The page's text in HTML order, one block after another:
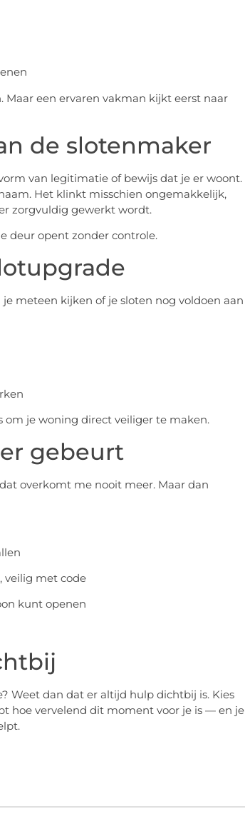
een ervaren vakman kijkt eerst naar
de slotenmaker
van legitimatie of bewijs dat je er woont.
Het klinkt misschien ongemakkelijk,
zorgvuldig gewerkt wordt.
deur opent zonder controle.
meteen kijken of je sloten nog voldoen aan
om je woning direct veiliger te maken.
gebeurt
overkomt me nooit meer. Maar dan
veilig met code
kunt openen
Weet dan dat er altijd hulp dichtbij is. Kies
hoe vervelend dit moment voor je is — en je